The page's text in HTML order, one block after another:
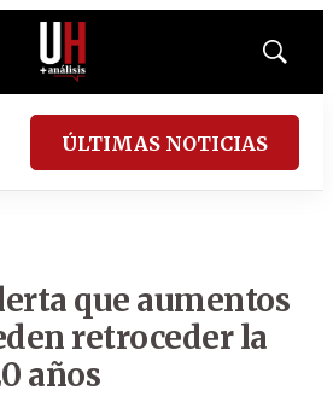
Mostrar
ÚLTIMAS NOTICIAS
que aumentos
retroceder la
años